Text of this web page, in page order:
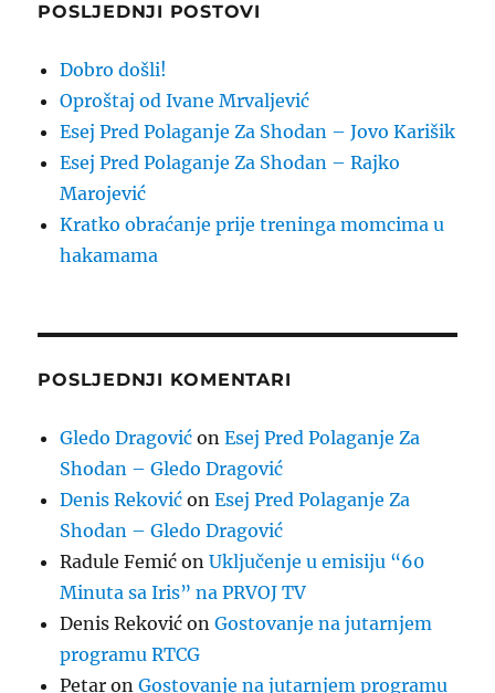
POSLJEDNJI POSTOVI
Dobro došli!
Oproštaj od Ivane Mrvaljević
Esej Pred Polaganje Za Shodan – Jovo Karišik
Esej Pred Polaganje Za Shodan – Rajko
Marojević
Kratko obraćanje prije treninga momcima u
hakamama
POSLJEDNJI KOMENTARI
Gledo Dragović onEsej Pred Polaganje Za
Shodan – Gledo Dragović
Denis Reković onEsej Pred Polaganje Za
Shodan – Gledo Dragović
Radule Femić onUključenje u emisiju “60
Minuta sa Iris” na PRVOJ TV
Denis Reković onGostovanje na jutarnjem
programu RTCG
Petar onGostovanje na jutarnjem programu